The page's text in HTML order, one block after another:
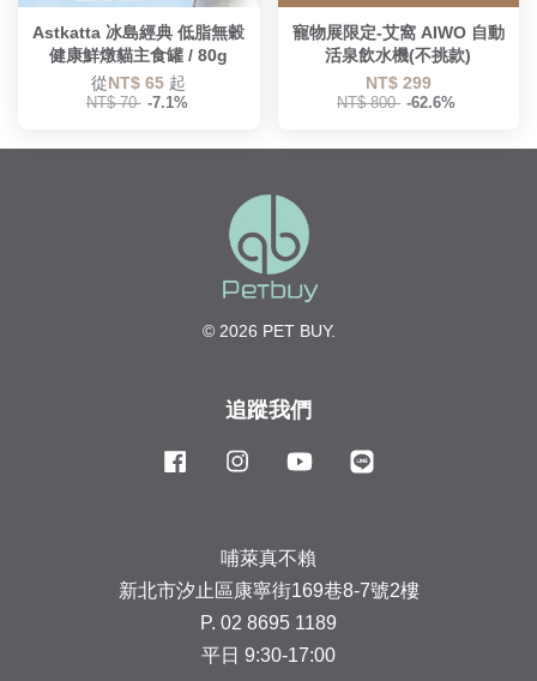
Astkatta 冰島經典 低脂無穀
健康鮮燉貓主食罐 / 80g
從NT$ 65 起
NT$ 70 -7.1%
寵物展限定-艾窩 AIWO 自動
活泉飲水機(不挑款)
NT$ 299
NT$ 800 -62.6%
© 2026 PET BUY.
追蹤我們
Facebook Instagram YouTube
哺萊真不賴
新北市汐止區康寧街169巷8-7號2樓
P. 02 8695 1189
平日 9:30-17:00